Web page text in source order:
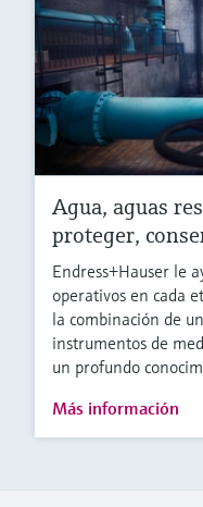
Agua, aguas
proteger,
Endress+Hauser le
operativos en cada
la combinación de
instrumentos de
un profundo
Más información